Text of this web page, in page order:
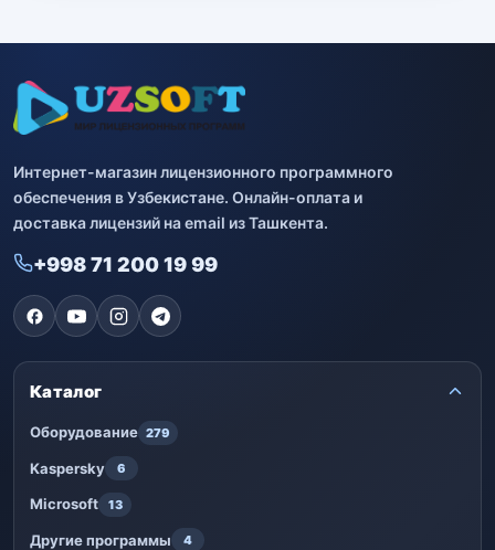
Интернет-магазин лицензионного программного
обеспечения в Узбекистане. Онлайн-оплата и
доставка лицензий на email из Ташкента.
+998 71 200 19 99
Каталог
Оборудование 279
Kaspersky 6
Microsoft 13
Другие программы 4